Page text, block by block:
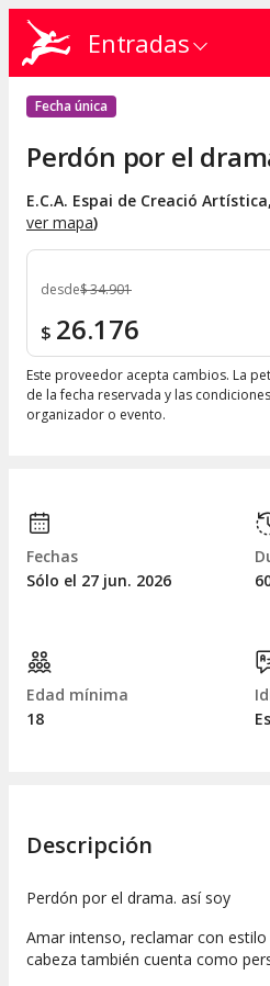
Entradas
Fecha única
Perdón por el
E.C.A. Espai de Creació
ver mapa)
desde$34.901
$ 26.176
Este proveedor acepta cambios. La
de la fecha reservada y las
organizador o evento.
Fechas
Sólo el 27 jun. 2026
Edad mínima
18
Descripción
Perdón por el drama. así soy
Amar intenso, reclamar con
cabeza también cuenta como